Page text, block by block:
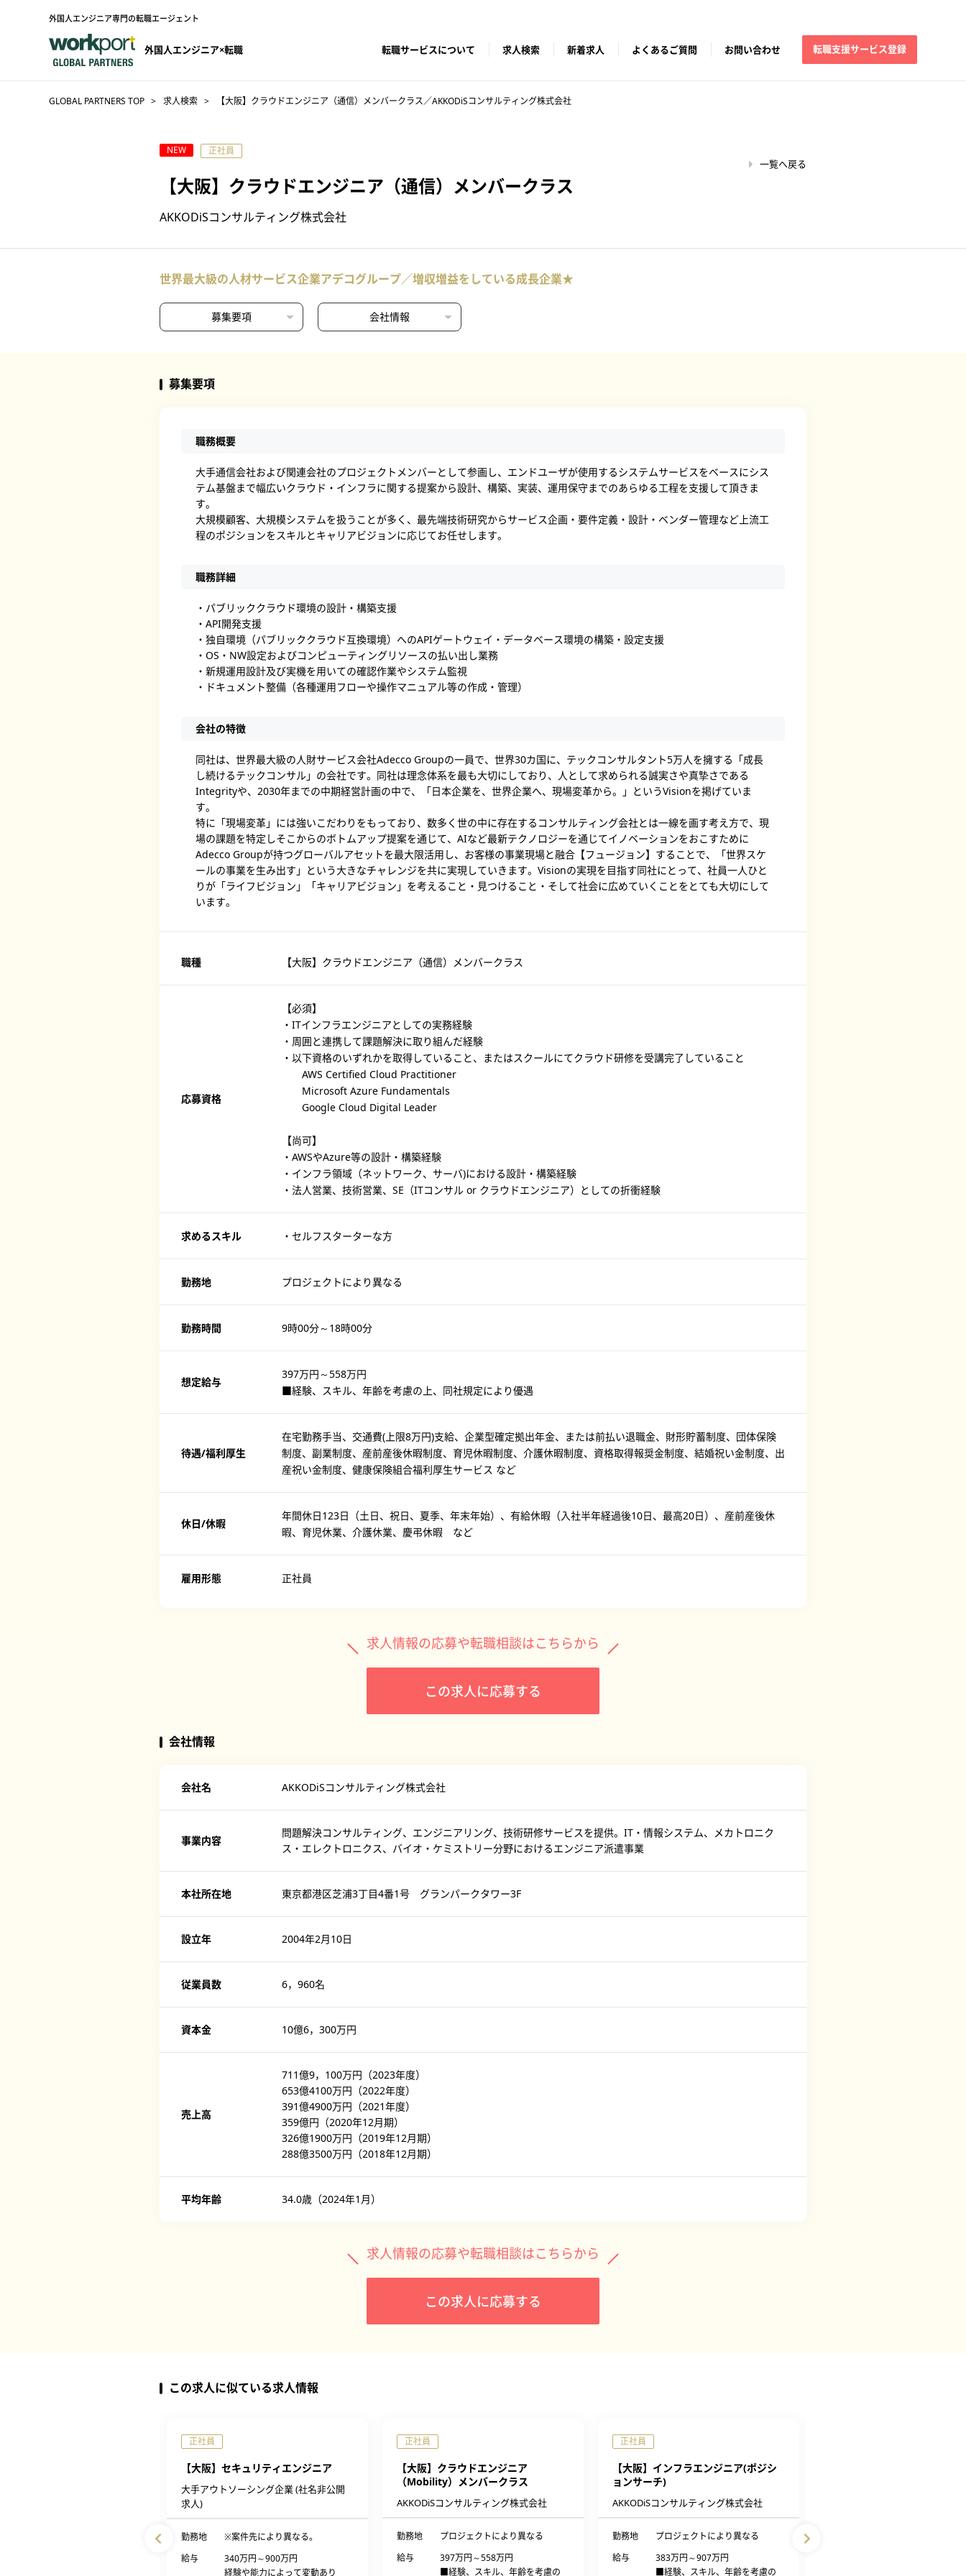
外国人エンジニア専門の転職エージェント
外国人エンジニア×転職 転職サービスについて 求人検索 新着求人 よくあるご質問 お問い合わせ 転職支援サービス登録
GLOBAL PARTNERS TOP 求人検索 【大阪】クラウドエンジニア（通信）メンバークラス／AKKODiSコンサルティング株式会社
NEW 正社員
【大阪】クラウドエンジニア（通信）メンバークラス
AKKODiSコンサルティング株式会社
一覧へ戻る
世界最大級の人材サービス企業アデコグループ／増収増益をしている成長企業★
募集要項 会社情報
募集要項
職務概要
大手通信会社および関連会社のプロジェクトメンバーとして参画し、エンドユーザが使用するシステムサービスをベースにシス
テム基盤まで幅広いクラウド・インフラに関する提案から設計、構築、実装、運用保守までのあらゆる工程を支援して頂きま
す。
大規模顧客、大規模システムを扱うことが多く、最先端技術研究からサービス企画・要件定義・設計・ベンダー管理など上流工
程のポジションをスキルとキャリアビジョンに応じてお任せします。
職務詳細
・パブリッククラウド環境の設計・構築支援
・API開発支援
・独自環境（パブリッククラウド互換環境）へのAPIゲートウェイ・データベース環境の構築・設定支援
・OS・NW設定およびコンピューティングリソースの払い出し業務
・新規運用設計及び実機を用いての確認作業やシステム監視
・ドキュメント整備（各種運用フローや操作マニュアル等の作成・管理）
会社の特徴
同社は、世界最大級の人財サービス会社Adecco Groupの一員で、世界30カ国に、テックコンサルタント5万人を擁する「成長
し続けるテックコンサル」の会社です。同社は理念体系を最も大切にしており、人として求められる誠実さや真摯さである
Integrityや、2030年までの中期経営計画の中で、「日本企業を、世界企業へ、現場変革から。」というVisionを掲げていま
す。
特に「現場変革」には強いこだわりをもっており、数多く世の中に存在するコンサルティング会社とは一線を画す考え方で、現
場の課題を特定しそこからのボトムアップ提案を通じて、AIなど最新テクノロジーを通じてイノベーションをおこすために
Adecco Groupが持つグローバルアセットを最大限活用し、お客様の事業現場と融合【フュージョン】することで、「世界スケ
ールの事業を生み出す」という大きなチャレンジを共に実現していきます。Visionの実現を目指す同社にとって、社員一人ひと
りが「ライフビジョン」「キャリアビジョン」を考えること・見つけること・そして社会に広めていくことをとても大切にして
います。
職種 【大阪】クラウドエンジニア（通信）メンバークラス
応募資格
【必須】
・ITインフラエンジニアとしての実務経験
・周囲と連携して課題解決に取り組んだ経験
・以下資格のいずれかを取得していること、またはスクールにてクラウド研修を受講完了していること
AWS Certified Cloud Practitioner
Microsoft Azure Fundamentals
Google Cloud Digital Leader
【尚可】
・AWSやAzure等の設計・構築経験
・インフラ領域（ネットワーク、サーバ)における設計・構築経験
・法人営業、技術営業、SE（ITコンサル or クラウドエンジニア）としての折衝経験
求めるスキル ・セルフスターターな方
勤務地 プロジェクトにより異なる
勤務時間 9時00分～18時00分
想定給与
397万円～558万円
■経験、スキル、年齢を考慮の上、同社規定により優遇
待遇/福利厚生
在宅勤務手当、交通費(上限8万円)支給、企業型確定拠出年金、または前払い退職金、財形貯蓄制度、団体保険
制度、副業制度、産前産後休暇制度、育児休暇制度、介護休暇制度、資格取得報奨金制度、結婚祝い金制度、出
産祝い金制度、健康保険組合福利厚生サービス など
休日/休暇
年間休日123日（土日、祝日、夏季、年末年始）、有給休暇（入社半年経過後10日、最高20日）、産前産後休
暇、育児休業、介護休業、慶弔休暇 など
雇用形態 正社員
求人情報の応募や転職相談はこちらから
この求人に応募する
会社情報
会社名 AKKODiSコンサルティング株式会社
事業内容
問題解決コンサルティング、エンジニアリング、技術研修サービスを提供。IT・情報システム、メカトロニク
ス・エレクトロニクス、バイオ・ケミストリー分野におけるエンジニア派遣事業
本社所在地 東京都港区芝浦3丁目4番1号 グランパークタワー3F
設立年 2004年2月10日
従業員数 6，960名
資本金 10億6，300万円
売上高
711億9，100万円（2023年度）
653億4100万円（2022年度）
391億4900万円（2021年度）
359億円（2020年12月期）
326億1900万円（2019年12月期）
288億3500万円（2018年12月期）
平均年齢 34.0歳（2024年1月）
求人情報の応募や転職相談はこちらから
この求人に応募する
この求人に似ている求人情報
正社員
【大阪】セキュリティエンジニア
大手アウトソーシング企業 (社名非公開
求人)
勤務地
※案件先により異なる。
給与
340万円～900万円
経験や能力によって変動あり
正社員
【大阪】クラウドエンジニア
（Mobility）メンバークラス
AKKODiSコンサルティング株式会社
勤務地
プロジェクトにより異なる
給与
397万円～558万円
■経験、スキル、年齢を考慮の
正社員
【大阪】インフラエンジニア(ポジシ
ョンサーチ)
AKKODiSコンサルティング株式会社
勤務地
プロジェクトにより異なる
給与
383万円～907万円
■経験、スキル、年齢を考慮の